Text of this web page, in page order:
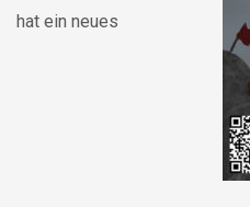
hat ein neues